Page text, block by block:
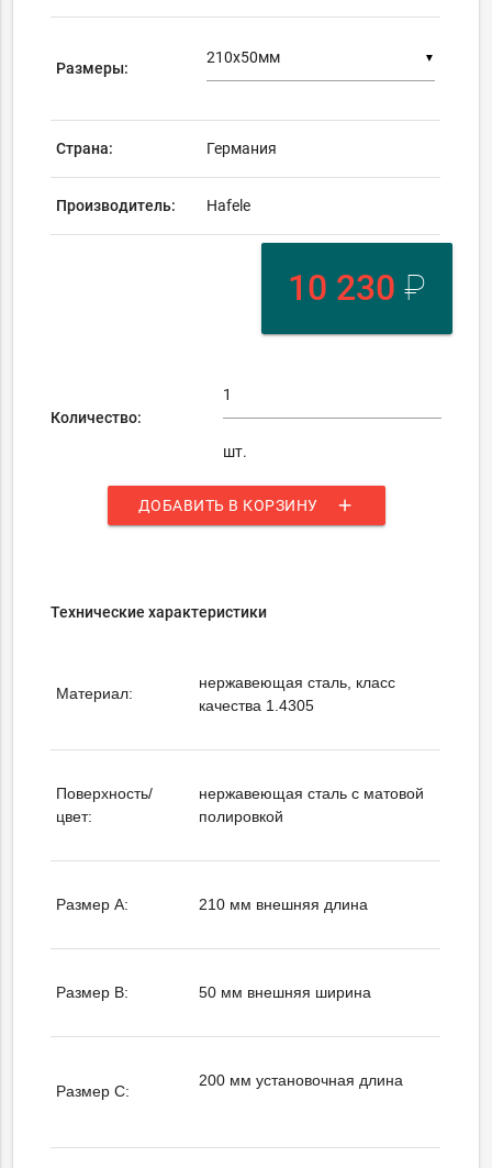
Размеры:
▼
Страна: Германия
Производитель: Hafele
10 230 ₽
Количество:
шт.
ДОБАВИТЬ В КОРЗИНУ add
Технические характеристики
Материал:
нержавеющая сталь, класс
качества 1.4305
Поверхность/
цвет:
нержавеющая сталь с матовой
полировкой
Размер А: 210 мм внешняя длина
Размер B: 50 мм внешняя ширина
Размер C:
200 мм установочная длина